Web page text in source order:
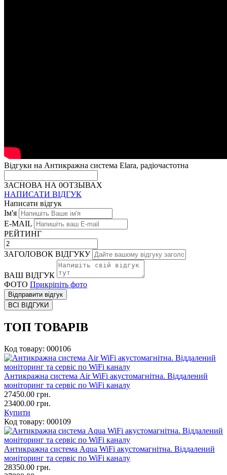
Відгуки на Антикражна система Elara, радіочастотна
ЗАСНОВА НА 0ОТЗЫВАХ
НАПИСАТИ ВІДГУК
Написати відгук
Ім'я
E-MAIL
РЕЙТИНГ
ЗАГОЛОВОК ВІДГУКУ
ВАШ ВІДГУК
ФОТО Прикріпіть фото
Відправити відгук
ВСІ ВІДГУКИ
ТОП ТОВАРІВ
Код товару: 000106
Антикражна система Air WiFi акустомагнітна. Віддалений
моніторинг та сервіс по WiFi каналу
27450.00 грн.
23400.00 грн.
Купити
Код товару: 000109
Антикражна система Aqua WiFi акустомагнітна. Віддалений
моніторинг та сервіс по WiFi каналу
28350.00 грн.